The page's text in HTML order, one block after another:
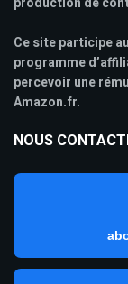
Ce site participe au
programme
percevoir une
Amazon.fr.
NOUS